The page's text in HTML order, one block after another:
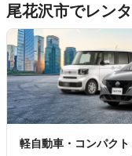
尾花沢市でレン
軽自動車・コンパクト